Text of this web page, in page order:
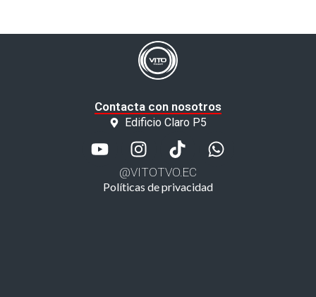
Contacta con nosotros
Edificio Claro P5
@VITOTVO.EC
Políticas de privacidad